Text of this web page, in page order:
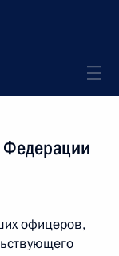
Федерации
офицеров,